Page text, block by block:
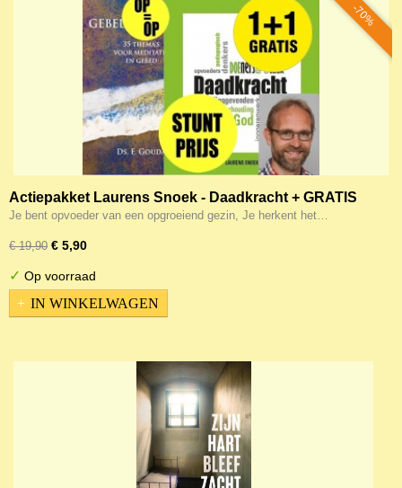
-70%
Actiepakket Laurens Snoek - Daadkracht + GRATIS
Meditatieboek
Je bent opvoeder van een opgroeiend gezin, Je herkent het…
€ 19,90 € 5,90
✓ Op voorraad
IN WINKELWAGEN